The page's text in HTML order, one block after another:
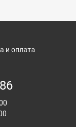
и оплата